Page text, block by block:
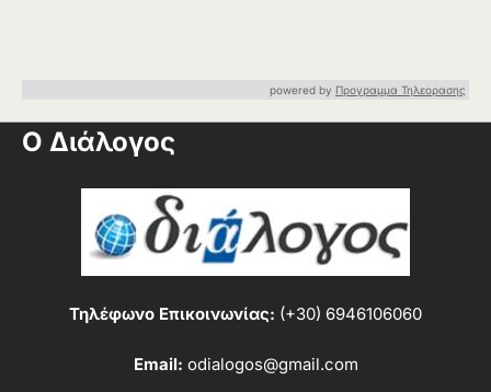
powered by Προγραμμα Τηλεορασης
Ο Διάλογος
Τηλέφωνο Επικοινωνίας: (+30) 6946106060
Email: odialogos@gmail.com